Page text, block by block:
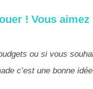
! Vous aimez
ou si vous
c’est une bonne